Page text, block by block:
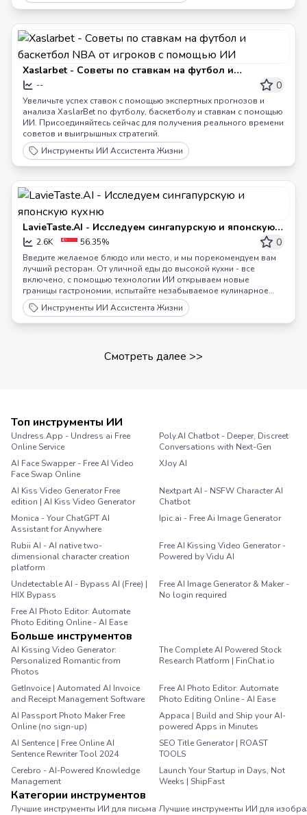
Xaslarbet - Советы по ставкам на футбол и
баскетбол NBA от игроков с помощью ИИ
-- 0
Увеличьте успех ставок с помощью экспертных прогнозов и
анализа XaslarBet по футболу, баскетболу и ставкам с помощью
ИИ. Присоединяйтесь сейчас для получения реального времени
советов и выигрышных стратегий.
Инструменты ИИ Ассистента Жизни
LavieTaste.AI - Исследуем сингапурскую и японскую
кухню
2.6K 56.35% 0
Введите желаемое блюдо или место, и мы порекомендуем вам
лучший ресторан. От уличной еды до высокой кухни - все
включено, с помощью технологии ИИ открываем новые
границы гастрономии, испытайте незабываемое кулинарное
путешествие.
Инструменты ИИ Ассистента Жизни
Смотреть далее >>
Топ инструменты ИИ
Undress.App - Undress ai Free
Online Service
Poly.AI Chatbot - Deeper, Discreet
Conversations with Next-Gen
AI Face Swapper - Free AI Video
Face Swap Online
XJoy AI
AI Kiss Video Generator Free
edition | AI Kiss Video Generator
Nextpart AI - NSFW Character AI
Chatbot
Monica - Your ChatGPT AI
Assistant for Anywhere
Ipic.ai - Free Ai Image Generator
Rubii AI - AI native two-
dimensional character creation
platform
Free AI Kissing Video Generator -
Powered by Vidu AI
Undetectable AI - Bypass AI (Free) |
HIX Bypass
Free AI Image Generator & Maker -
No login required
Free AI Photo Editor: Automate
Photo Editing Online - AI Ease
Больше инструментов
AI Kissing Video Generator:
Personalized Romantic from
Photos
The Complete AI Powered Stock
Research Platform | FinChat.io
GetInvoice | Automated AI Invoice
and Receipt Management Software
Free AI Photo Editor: Automate
Photo Editing Online - AI Ease
AI Passport Photo Maker Free
Online (no sign-up)
Appaca | Build and Ship your AI-
powered Apps in Minutes
AI Sentence | Free Online AI
Sentence Rewriter Tool 2024
SEO Title Generator | ROAST
TOOLS
Cerebro - AI-Powered Knowledge
Management
Launch Your Startup in Days, Not
Weeks | ShipFast
Категории инструментов
Лучшие инструменты ИИ для письма Лучшие инструменты ИИ для